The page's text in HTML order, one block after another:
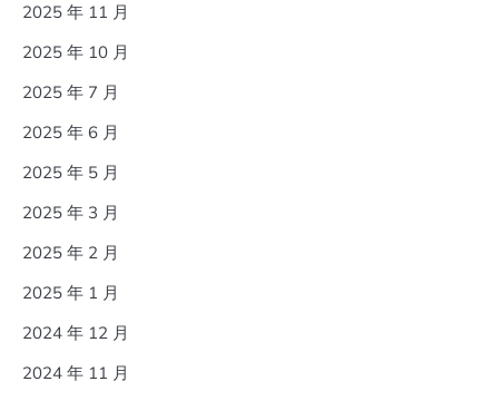
2025 年 11 月
2025 年 10 月
2025 年 7 月
2025 年 6 月
2025 年 5 月
2025 年 3 月
2025 年 2 月
2025 年 1 月
2024 年 12 月
2024 年 11 月